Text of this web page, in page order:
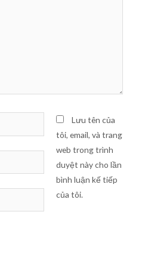
Lưu tên của
tôi, email, và trang
web trong trình
duyệt này cho lần
bình luận kế tiếp
của tôi.